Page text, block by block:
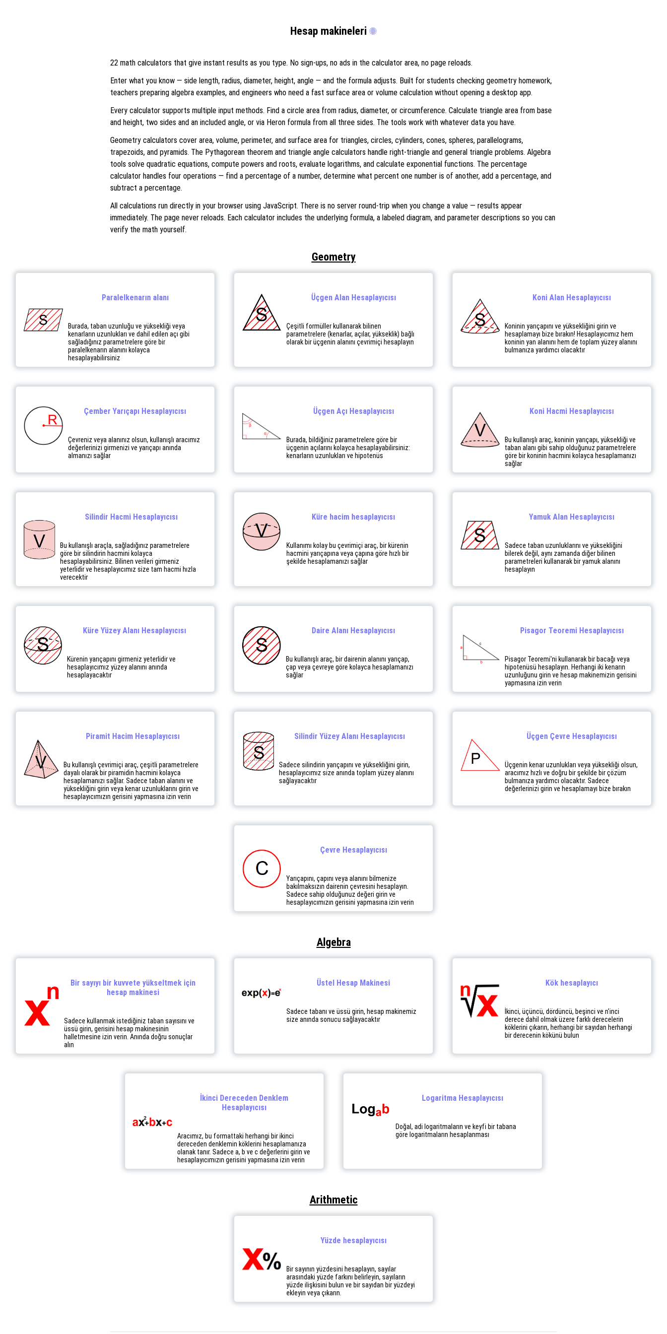
Hesap makineleri
22 math calculators that give instant results as you type. No sign-ups, no ads in the calculator area, no page reloads.
Enter what you know — side length, radius, diameter, height, angle — and the formula adjusts. Built for students checking geometry homework,
teachers preparing algebra examples, and engineers who need a fast surface area or volume calculation without opening a desktop app.
Every calculator supports multiple input methods. Find a circle area from radius, diameter, or circumference. Calculate triangle area from base
and height, two sides and an included angle, or via Heron formula from all three sides. The tools work with whatever data you have.
Geometry calculators cover area, volume, perimeter, and surface area for triangles, circles, cylinders, cones, spheres, parallelograms,
trapezoids, and pyramids. The Pythagorean theorem and triangle angle calculators handle right-triangle and general triangle problems. Algebra
tools solve quadratic equations, compute powers and roots, evaluate logarithms, and calculate exponential functions. The percentage
calculator handles four operations — find a percentage of a number, determine what percent one number is of another, add a percentage, and
subtract a percentage.
All calculations run directly in your browser using JavaScript. There is no server round-trip when you change a value — results appear
immediately. The page never reloads. Each calculator includes the underlying formula, a labeled diagram, and parameter descriptions so you can
verify the math yourself.
Geometry
Paralelkenarın alanı
Burada, taban uzunluğu ve yüksekliği veya
kenarların uzunlukları ve dahil edilen açı gibi
sağladığınız parametrelere göre bir
paralelkenarın alanını kolayca
hesaplayabilirsiniz
Üçgen Alan Hesaplayıcısı
Çeşitli formüller kullanarak bilinen
parametrelere (kenarlar, açılar, yükseklik) bağlı
olarak bir üçgenin alanını çevrimiçi hesaplayın
Koni Alan Hesaplayıcısı
Koninin yarıçapını ve yüksekliğini girin ve
hesaplamayı bize bırakın! Hesaplayıcımız hem
koninin yan alanını hem de toplam yüzey alanını
bulmanıza yardımcı olacaktır
Çember Yarıçapı Hesaplayıcısı
Çevreniz veya alanınız olsun, kullanışlı aracımız
değerlerinizi girmenizi ve yarıçapı anında
almanızı sağlar
Üçgen Açı Hesaplayıcısı
Burada, bildiğiniz parametrelere göre bir
üçgenin açılarını kolayca hesaplayabilirsiniz:
kenarların uzunlukları ve hipotenüs
Koni Hacmi Hesaplayıcısı
Bu kullanışlı araç, koninin yarıçapı, yüksekliği ve
taban alanı gibi sahip olduğunuz parametrelere
göre bir koninin hacmini kolayca hesaplamanızı
sağlar
Silindir Hacmi Hesaplayıcısı
Bu kullanışlı araçla, sağladığınız parametrelere
göre bir silindirin hacmini kolayca
hesaplayabilirsiniz. Bilinen verileri girmeniz
yeterlidir ve hesaplayıcımız size tam hacmi hızla
verecektir
Küre hacim hesaplayıcısı
Kullanımı kolay bu çevrimiçi araç, bir kürenin
hacmini yarıçapına veya çapına göre hızlı bir
şekilde hesaplamanızı sağlar
Yamuk Alan Hesaplayıcısı
Sadece taban uzunluklarını ve yüksekliğini
bilerek değil, aynı zamanda diğer bilinen
parametreleri kullanarak bir yamuk alanını
hesaplayın
Küre Yüzey Alanı Hesaplayıcısı
Kürenin yarıçapını girmeniz yeterlidir ve
hesaplayıcımız yüzey alanını anında
hesaplayacaktır
Daire Alanı Hesaplayıcısı
Bu kullanışlı araç, bir dairenin alanını yarıçap,
çap veya çevreye göre kolayca hesaplamanızı
sağlar
Pisagor Teoremi Hesaplayıcısı
Pisagor Teoremi'ni kullanarak bir bacağı veya
hipotenüsü hesaplayın. Herhangi iki kenarın
uzunluğunu girin ve hesap makinemizin gerisini
yapmasına izin verin
Piramit Hacim Hesaplayıcısı
Bu kullanışlı çevrimiçi araç, çeşitli parametrelere
dayalı olarak bir piramidin hacmini kolayca
hesaplamanızı sağlar. Sadece taban alanını ve
yüksekliğini girin veya kenar uzunluklarını girin ve
hesaplayıcımızın gerisini yapmasına izin verin
Silindir Yüzey Alanı Hesaplayıcısı
Sadece silindirin yarıçapını ve yüksekliğini girin,
hesaplayıcımız size anında toplam yüzey alanını
sağlayacaktır
Üçgen Çevre Hesaplayıcısı
Üçgenin kenar uzunlukları veya yüksekliği olsun,
aracımız hızlı ve doğru bir şekilde bir çözüm
bulmanıza yardımcı olacaktır. Sadece
değerlerinizi girin ve hesaplamayı bize bırakın
Çevre Hesaplayıcısı
Yarıçapını, çapını veya alanını bilmenize
bakılmaksızın dairenin çevresini hesaplayın.
Sadece sahip olduğunuz değeri girin ve
hesaplayıcımızın gerisini yapmasına izin verin
Algebra
Bir sayıyı bir kuvvete yükseltmek için
hesap makinesi
Sadece kullanmak istediğiniz taban sayısını ve
üssü girin, gerisini hesap makinesinin
halletmesine izin verin. Anında doğru sonuçlar
alın
Üstel Hesap Makinesi
Sadece tabanı ve üssü girin, hesap makinemiz
size anında sonucu sağlayacaktır
Kök hesaplayıcı
İkinci, üçüncü, dördüncü, beşinci ve n'inci
derece dahil olmak üzere farklı derecelerin
köklerini çıkarın, herhangi bir sayıdan herhangi
bir derecenin kökünü bulun
İkinci Dereceden Denklem
Hesaplayıcısı
Aracımız, bu formattaki herhangi bir ikinci
dereceden denklemin köklerini hesaplamanıza
olanak tanır. Sadece a, b ve c değerlerini girin ve
hesaplayıcımızın gerisini yapmasına izin verin
Logaritma Hesaplayıcısı
Doğal, adi logaritmaların ve keyfi bir tabana
göre logaritmaların hesaplanması
Arithmetic
Yüzde hesaplayıcısı
Bir sayının yüzdesini hesaplayın, sayılar
arasındaki yüzde farkını belirleyin, sayıların
yüzde ilişkisini bulun ve bir sayıdan bir yüzdeyi
ekleyin veya çıkarın.